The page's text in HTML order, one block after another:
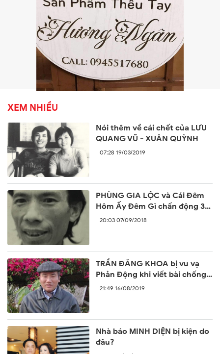
XEM NHIỀU
Nói thêm về cái chết của LƯU
QUANG VŨ - XUÂN QUỲNH
07:28 19/03/2019
PHÙNG GIA LỘC và Cái Đêm
Hôm Ấy Đêm Gì chấn động 30
năm trước
20:03 07/09/2018
TRẦN ĐĂNG KHOA bị vu vạ
Phản Động khi viết bài chống
lại sự ngang ngược của Trung
21:49 16/08/2019
Nhà báo MINH DIỆN bị kiện do
đâu?